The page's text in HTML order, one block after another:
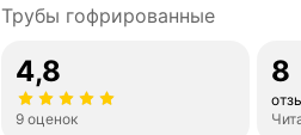
Трубы гофрированные
4,8
9 оценок
8